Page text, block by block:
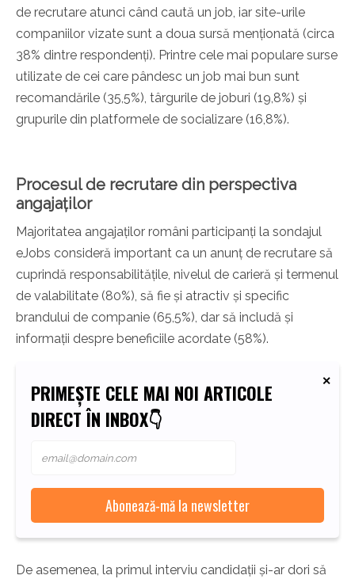
de recrutare atunci când caută un job, iar site-urile
companiilor vizate sunt a doua sursă menționată (circa
38% dintre respondenți). Printre cele mai populare surse
utilizate de cei care pândesc un job mai bun sunt
recomandările (35,5%), târgurile de joburi (19,8%) și
grupurile din platformele de socializare (16,8%).
Procesul de recrutare din perspectiva
angajaților
Majoritatea angajaților români participanți la sondajul
eJobs consideră important ca un anunț de recrutare să
cuprindă responsabilitățile, nivelul de carieră și termenul
de valabilitate (80%), să fie și atractiv și specific
brandului de companie (65,5%), dar să includă și
informații despre beneficiile acordate (58%).
PRIMEȘTE CELE MAI NOI ARTICOLE
DIRECT ÎN INBOX👇
De asemenea, la primul interviu candidații și-ar dori să